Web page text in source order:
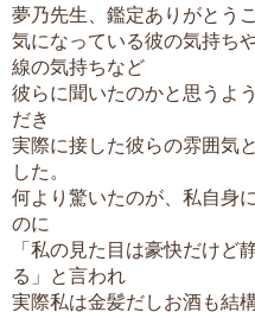
夢乃先生、鑑定ありがとう
気になっている彼の気持ち
線の気持ちなど
彼らに聞いたのかと思うよ
だき
実際に接した彼らの雰囲気
した。
何より驚いたのが、私自身
のに
「私の見た目は豪快だけど
る」と言われ
実際私は金髪だしお酒も結